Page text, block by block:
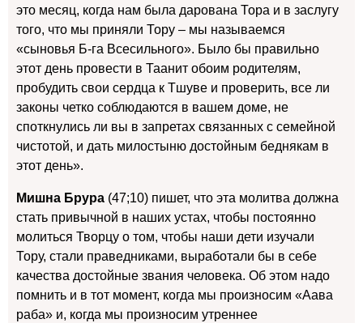
это месяц, когда нам была дарована Тора и в заслугу
того, что мы приняли Тору – мы называемся
«сыновья Б-га Всесильного». Было бы правильно
этот день провести в Таанит обоим родителям,
пробудить свои сердца к Тшуве и проверить, все ли
законы четко соблюдаются в вашем доме, не
споткнулись ли вы в запретах связанных с семейной
чистотой, и дать милостыню достойным беднякам в
этот день».
Мишна Брура (47;10) пишет, что эта молитва должна
стать привычной в наших устах, чтобы постоянно
молиться Творцу о том, чтобы наши дети изучали
Тору, стали праведниками, выработали бы в себе
качества достойные звания человека. Об этом надо
помнить и в тот момент, когда мы произносим «Аава
раба» и, когда мы произносим утреннее